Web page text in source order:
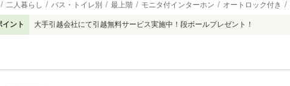
二人暮らし バス・トイレ別 最上階 モニタ付インターホン オートロック付き
イント 大手引越会社にて引越無料サービス実施中！段ボールプレゼント！